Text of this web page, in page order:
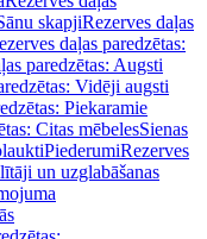
skapjiRezerves daļas
daļas paredzētas:
paredzētas: Augsti
Vidēji augsti
Piekaramie
Citas mēbelesSienas
PiederumiRezerves
un uzglabāšanas